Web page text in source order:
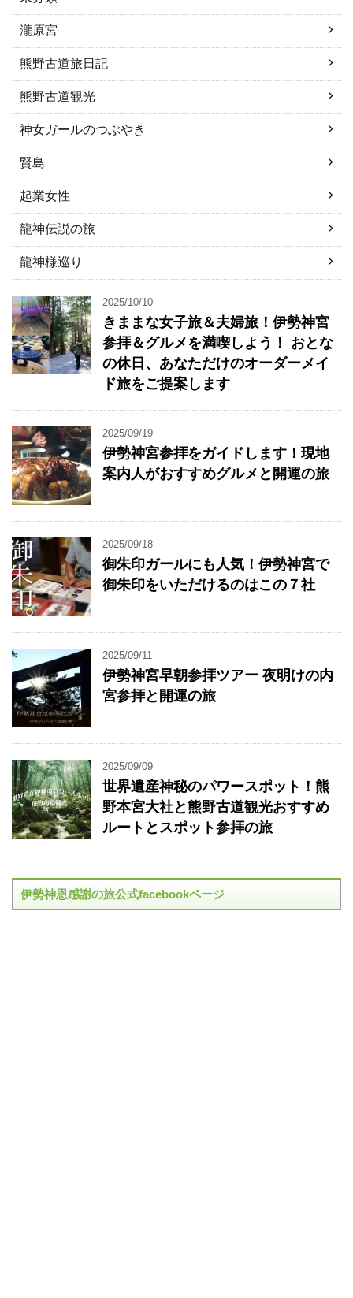
瀧原宮
熊野古道旅日記
熊野古道観光
神女ガールのつぶやき
賢島
起業女性
龍神伝説の旅
龍神様巡り
2025/10/10
きままな女子旅＆夫婦旅！伊勢神宮
参拝＆グルメを満喫しよう！ おとな
の休日、あなただけのオーダーメイ
ド旅をご提案します
2025/09/19
伊勢神宮参拝をガイドします！現地
案内人がおすすめグルメと開運の旅
2025/09/18
御朱印ガールにも人気！伊勢神宮で
御朱印をいただけるのはこの７社
2025/09/11
伊勢神宮早朝参拝ツアー 夜明けの内
宮参拝と開運の旅
2025/09/09
世界遺産神秘のパワースポット！熊
野本宮大社と熊野古道観光おすすめ
ルートとスポット参拝の旅
伊勢神恩感謝の旅公式facebookページ